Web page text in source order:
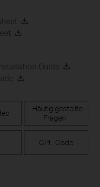
Guide
Häufig gestellte
Fragen
GPL-Code